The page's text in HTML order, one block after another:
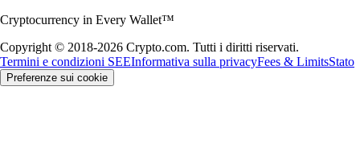
Cryptocurrency in Every Wallet™
Copyright © 2018-2026 Crypto.com. Tutti i diritti riservati.
Termini e condizioni SEEInformativa sulla privacyFees & LimitsStato
Preferenze sui cookie